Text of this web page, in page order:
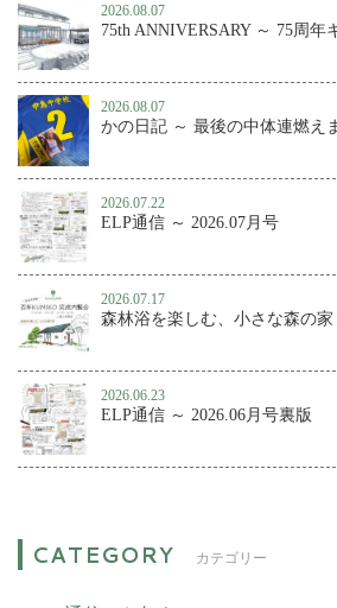
2026.08.07
75th ANNIVERSARY ～ 75周年
2026.08.07
かの日記 ～ 最後の中体連燃え
2026.07.22
ELP通信 ～ 2026.07月号
2026.07.17
2026.06.23
ELP通信 ～ 2026.06月号裏版
カテゴリー